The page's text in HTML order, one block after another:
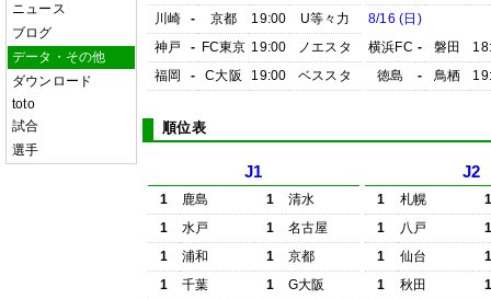
ニュース
ブログ
データ・その他
ダウンロード
toto
試合
選手
川崎
- 京都 19:00
U等々力
神戸
- FC東京 19:00
ノエスタ
福岡
- C大阪 19:00 ベススタ
8/16 (日)
横浜FC - 磐田
徳島
- 鳥栖
順位表
J1
1 鹿島 1
清水
1
水戸 1
名古屋
1
浦和 1
京都
1
千葉 1
G大阪
J2
1 札幌
1
八戸
1
仙台
1
秋田